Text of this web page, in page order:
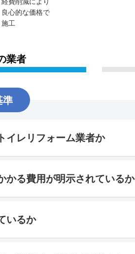
良心的な価格で
施工
業者
準
イレリフォーム業者か
かる費用が明示されているか
いるか